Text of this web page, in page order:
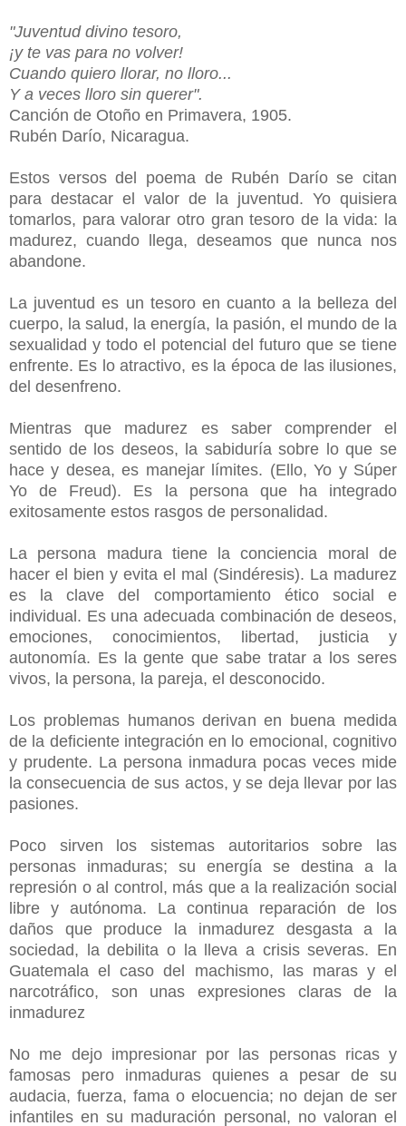
"Juventud divino tesoro,
¡y te vas para no volver!
Cuando quiero llorar, no lloro...
Y a veces lloro sin querer".
Canción de Otoño en Primavera, 1905.
Rubén Darío, Nicaragua.
Estos versos del poema de Rubén Darío se citan
para destacar el valor de la juventud. Yo quisiera
tomarlos, para valorar otro gran tesoro de la vida: la
madurez, cuando llega, deseamos que nunca nos
abandone.
La juventud es un tesoro en cuanto a la belleza del
cuerpo, la salud, la energía, la pasión, el mundo de la
sexualidad y todo el potencial del futuro que se tiene
enfrente. Es lo atractivo, es la época de las ilusiones,
del desenfreno.
Mientras que madurez es saber comprender el
sentido de los deseos, la sabiduría sobre lo que se
hace y desea, es manejar límites. (Ello, Yo y Súper
Yo de Freud). Es la persona que ha integrado
exitosamente estos rasgos de personalidad.
La persona madura tiene la conciencia moral de
hacer el bien y evita el mal (Sindéresis). La madurez
es la clave del comportamiento ético social e
individual. Es una adecuada combinación de deseos,
emociones, conocimientos, libertad, justicia y
autonomía. Es la gente que sabe tratar a los seres
vivos, la persona, la pareja, el desconocido.
Los problemas humanos derivan en buena medida
de la deficiente integración en lo emocional, cognitivo
y prudente. La persona inmadura pocas veces mide
la consecuencia de sus actos, y se deja llevar por las
pasiones.
Poco sirven los sistemas autoritarios sobre las
personas inmaduras; su energía se destina a la
represión o al control, más que a la realización social
libre y autónoma. La continua reparación de los
daños que produce la inmadurez desgasta a la
sociedad, la debilita o la lleva a crisis severas. En
Guatemala el caso del machismo, las maras y el
narcotráfico, son unas expresiones claras de la
inmadurez
No me dejo impresionar por las personas ricas y
famosas pero inmaduras quienes a pesar de su
audacia, fuerza, fama o elocuencia; no dejan de ser
infantiles en su maduración personal, no valoran el